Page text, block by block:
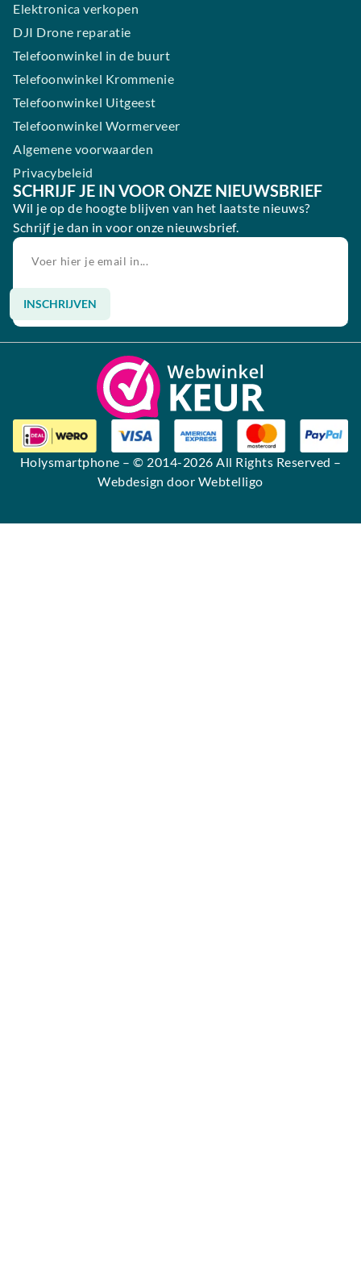
Elektronica verkopen
DJI Drone reparatie
Telefoonwinkel in de buurt
Telefoonwinkel Krommenie
Telefoonwinkel Uitgeest
Telefoonwinkel Wormerveer
Algemene voorwaarden
Privacybeleid
SCHRIJF JE IN VOOR ONZE NIEUWSBRIEF
Wil je op de hoogte blijven van het laatste nieuws?
Schrijf je dan in voor onze nieuwsbrief.
INSCHRIJVEN
Alternative:
Holysmartphone – © 2014-2026 All Rights Reserved –
Webdesign door Webtelligo